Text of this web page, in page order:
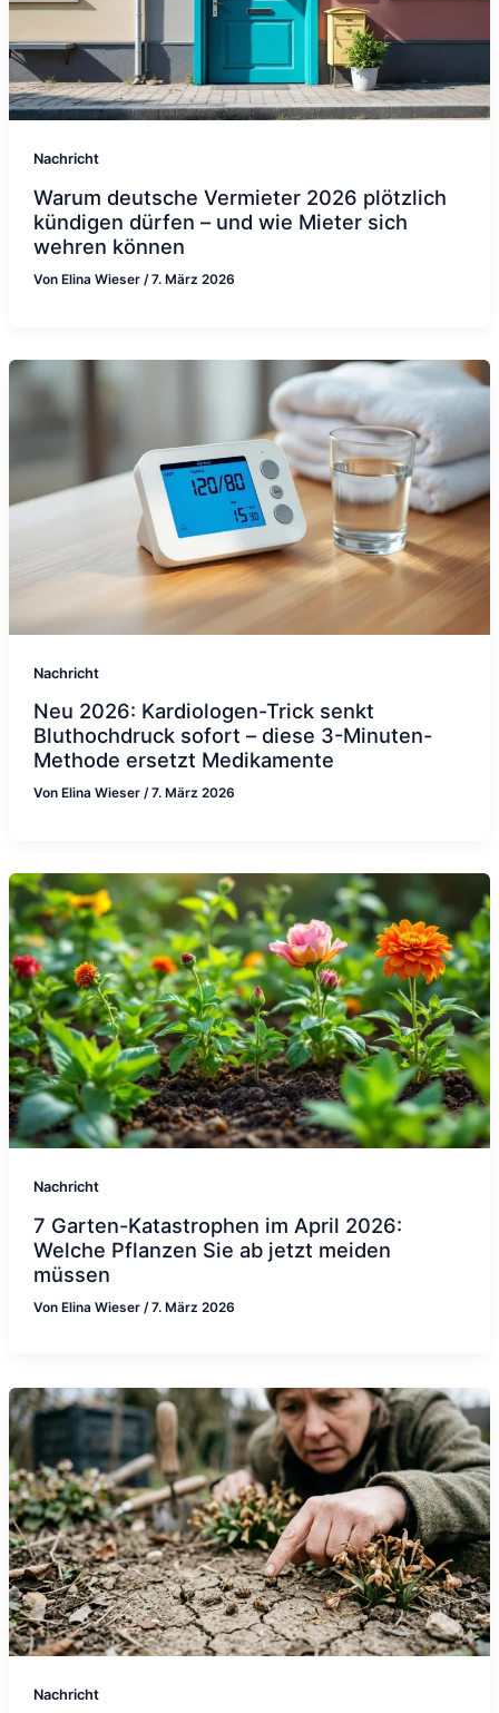
Nachricht
Warum deutsche Vermieter 2026 plötzlich
kündigen dürfen – und wie Mieter sich
wehren können
Von Elina Wieser /7. März 2026
Nachricht
Neu 2026: Kardiologen-Trick senkt
Bluthochdruck sofort – diese 3-Minuten-
Methode ersetzt Medikamente
Von Elina Wieser /7. März 2026
Nachricht
7 Garten-Katastrophen im April 2026:
Welche Pflanzen Sie ab jetzt meiden
müssen
Von Elina Wieser /7. März 2026
Nachricht